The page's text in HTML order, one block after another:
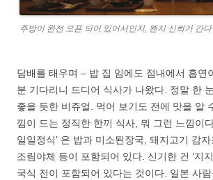
주방이 완전 오픈 되어 있어서인지, 왠지 신뢰가 간다
담배를 태우며 – 밥 집 임에도 점내에서 흡연
분 기다리니 드디어 식사가 나왔다. 정말 한
좋을 듯한 비쥬얼. 먹어 보기도 전에 맛을 알
낌이 드는 정직한 한끼 식사, 뭐 그런 느낌이
일일정식’ 은 밥과 미소된장국, 돼지고기 감
조림야체 등이 포함되어 있다. 신기한 건 ‘지
국식 전이 포함되어 있다는 것이다. 일본 사